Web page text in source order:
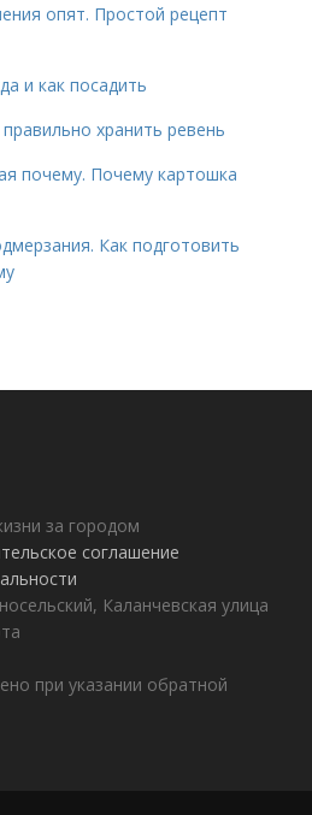
опят. Простой рецепт
и как посадить
хранить ревень
почему. Почему картошка
Как подготовить
за городом
соглашение
Каланчевская улица
при указании обратной